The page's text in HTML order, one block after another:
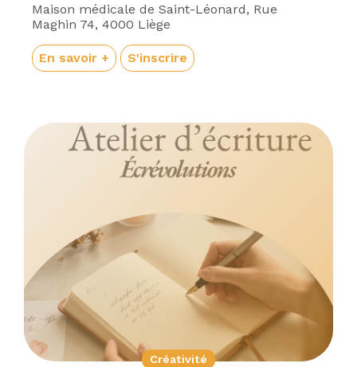
Maison médicale de Saint-Léonard, Rue
Maghin 74, 4000 Liège
En savoir + S'inscrire
Créativité